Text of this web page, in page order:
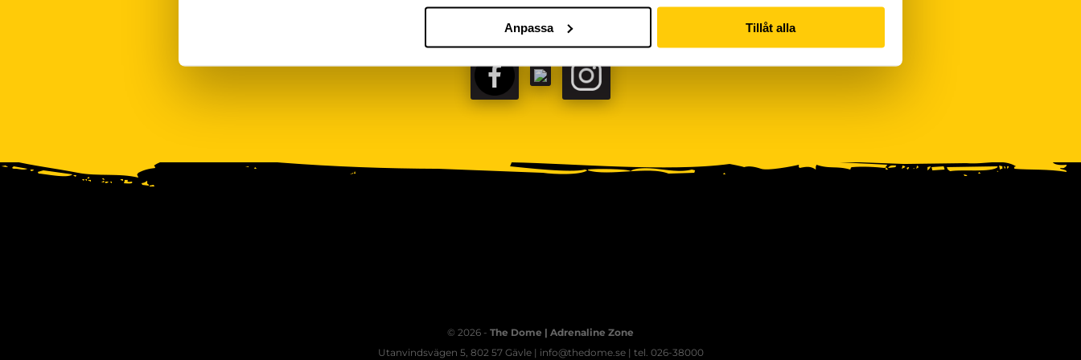
Anpassa Tillåt alla
FACEBOOKTIKTOK
© 2026 - The Dome | Adrenaline Zone
Utanvindsvägen 5, 802 57 Gävle | info@thedome.se | tel. 026-38000